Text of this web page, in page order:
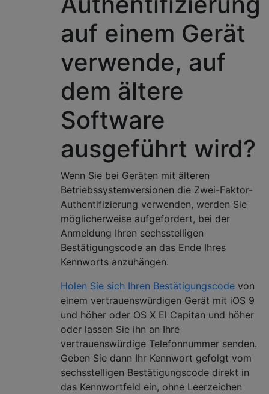
auf einem Gerät
verwende, auf
dem ältere
Software
ausgeführt wird?
Wenn Sie bei Geräten mit älteren
Betriebssystemversionen die Zwei-Faktor-
Authentifizierung verwenden, werden Sie
möglicherweise aufgefordert, bei der
Anmeldung Ihren sechsstelligen
Bestätigungscode an das Ende Ihres
Kennworts anzuhängen.
Holen Sie sich Ihren Bestätigungscode von
einem vertrauenswürdigen Gerät mit iOS 9
und höher oder OS X El Capitan und höher
oder lassen Sie ihn an Ihre
vertrauenswürdige Telefonnummer senden.
Geben Sie dann Ihr Kennwort gefolgt vom
sechsstelligen Bestätigungscode direkt in
das Kennwortfeld ein, ohne Leerzeichen